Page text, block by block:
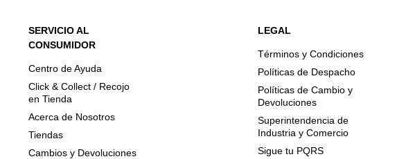
SERVICIO AL
CONSUMIDOR
Centro de Ayuda
Click & Collect / Recojo
en Tienda
Acerca de Nosotros
Tiendas
Cambios y Devoluciones
LEGAL
Términos y Condiciones
Políticas de Despacho
Políticas de Cambio y
Devoluciones
Superintendencia de
Industria y Comercio
Sigue tu PQRS